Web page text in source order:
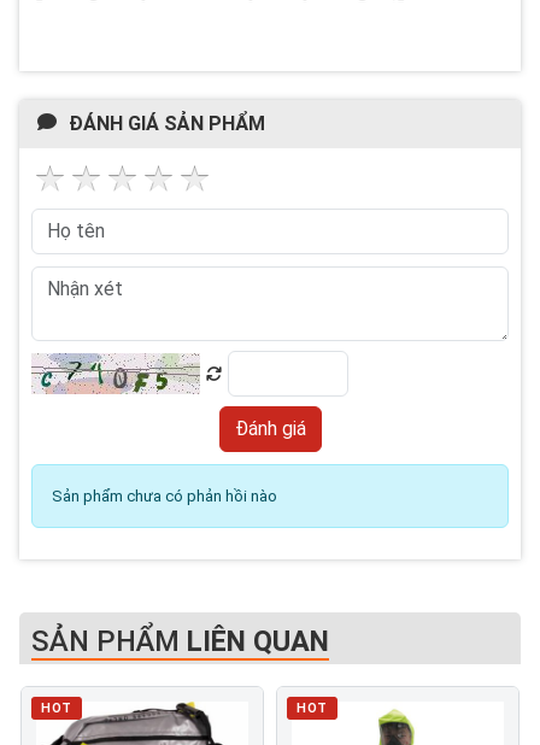
ĐÁNH GIÁ SẢN PHẨM
Sản phẩm chưa có phản hồi nào
SẢN PHẨM LIÊN QUAN
HOT HOT